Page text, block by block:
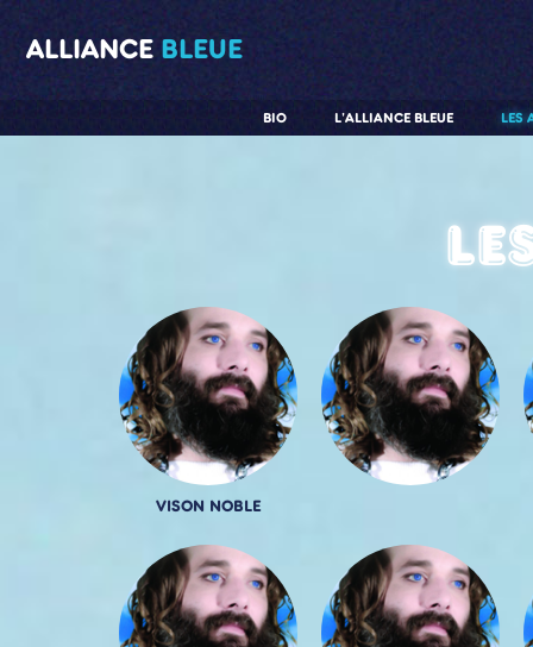
ALLIANCE BLEUE
LES
L'ALLIANCE BLEUE
BIO
VISON NOBLE